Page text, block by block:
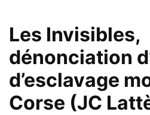
Les Invisibles,
dénonciation
d’esclavage
Corse (JC